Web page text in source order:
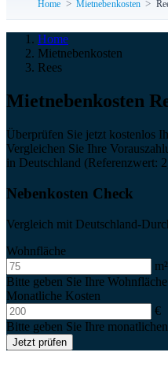
Home Mietnebenkosten
Home
Mietnebenkosten
Rees
Miet­neben­kosten
Überprüfen Sie jetzt kostenlos
Vergleichen Sie Ihre
in Deutschland (Referenzwert:
Nebenkosten Check
Vergleich mit Deutschland-
Wohnfläche
m²
Bitte geben Sie Ihre
Monatliche Kosten
€
Bitte geben Sie Ihre
Jetzt prüfen